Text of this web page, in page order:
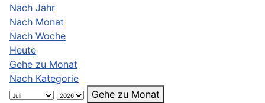
Nach Jahr
Nach Monat
Nach Woche
Heute
Gehe zu Monat
Nach Kategorie
Gehe zu Monat